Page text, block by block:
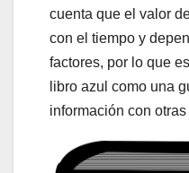
cuenta que el valor
con el tiempo y
factores, por lo que
libro azul como una
información con otras